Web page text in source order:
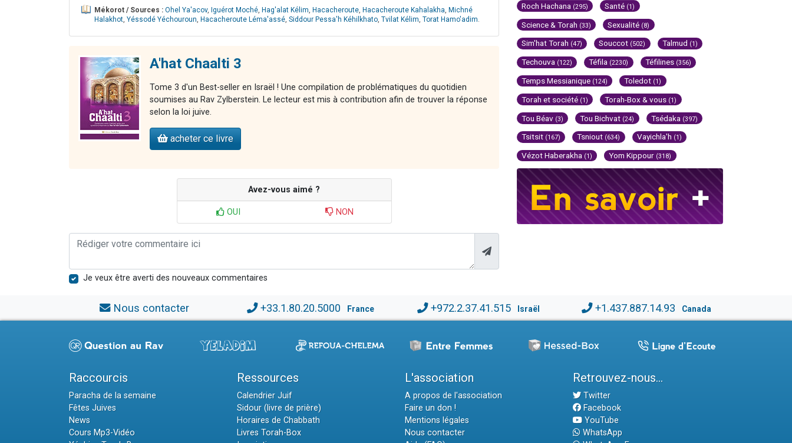
Mékorot / Sources : Ohel Ya'acov, Iguérot Moché Hag'alat Kélim Hacacheroute Hacacheroute Kahalakha Michné
Halakhot Yéssodé Yéchouroun Hacacheroute Léma'assé Siddour Pessa'h Kéhilkhato Tvilat Kélim Torat Hamo'adim
A'hat Chaalti 3
Tome 3 d'un Best-seller en Israël ! Une compilation de problématiques du quotidien
soumises au Rav Zylberstein. Le lecteur est mis à contribution afin de trouver la réponse
selon la loi juive.
acheter ce livre
Avez-vous aimé ?
OUI NON
Je veux être averti des nouveaux commentaires
Roch Hachana (295) Santé (1)
Science & Torah (33) Sexualité (8)
Sim'hat Torah (47) Souccot (502) Talmud (1)
Techouva (122) Téfila (2230) Téfilines (356)
Temps Messianique (124) Toledot (1)
Torah et société (1) Torah-Box & vous (1)
Tou Béav (3) Tou Bichvat (24) Tsédaka (397)
Tsitsit (167) Tsniout (634) Vayichla'h (1)
Vézot Haberakha (1) Yom Kippour (318)
Nous contacter +33.1.80.20.5000 France +972.2.37.41.515 Israël +1.437.887.14.93 Canada
Raccourcis
Paracha de la semaine
Fêtes Juives
News
Cours Mp3-Vidéo
Ressources
Calendrier Juif
Sidour (livre de prière)
Horaires de Chabbath
Livres Torah-Box
L'association
A propos de l'association
Faire un don !
Mentions légales
Nous contacter
Retrouvez-nous...
Twitter
Facebook
YouTube
WhatsApp